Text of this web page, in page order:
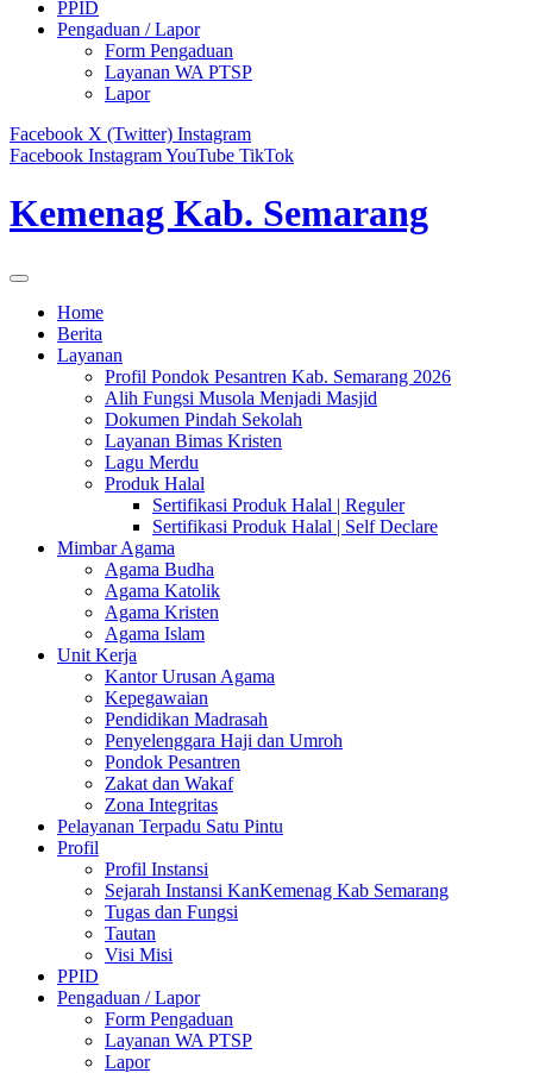
PPID
Pengaduan / Lapor
Form Pengaduan
Layanan WA PTSP
Lapor
Facebook X (Twitter) Instagram
Facebook InstagramYouTube TikTok
Kemenag Kab. Semarang
Home
Berita
Layanan
Profil Pondok Pesantren Kab. Semarang 2026
Alih Fungsi Musola Menjadi Masjid
Dokumen Pindah Sekolah
Layanan Bimas Kristen
Lagu Merdu
Produk Halal
Sertifikasi Produk Halal | Reguler
Sertifikasi Produk Halal | Self Declare
Mimbar Agama
Agama Budha
Agama Katolik
Agama Kristen
Agama Islam
Unit Kerja
Kantor Urusan Agama
Kepegawaian
Pendidikan Madrasah
Penyelenggara Haji dan Umroh
Pondok Pesantren
Zakat dan Wakaf
Zona Integritas
Pelayanan Terpadu Satu Pintu
Profil
Profil Instansi
Sejarah Instansi KanKemenag Kab Semarang
Tugas dan Fungsi
Tautan
Visi Misi
PPID
Pengaduan / Lapor
Form Pengaduan
Layanan WA PTSP
Lapor